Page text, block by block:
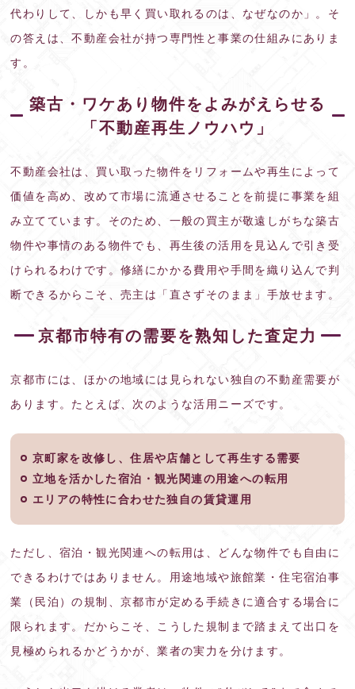
代わりして、しかも早く買い取れるのは、なぜなのか」。そ
の答えは、不動産会社が持つ専門性と事業の仕組みにありま
す。
築古・ワケあり物件をよみがえらせる
「不動産再生ノウハウ」
不動産会社は、買い取った物件をリフォームや再生によって
価値を高め、改めて市場に流通させることを前提に事業を組
み立てています。そのため、一般の買主が敬遠しがちな築古
物件や事情のある物件でも、再生後の活用を見込んで引き受
けられるわけです。修繕にかかる費用や手間を織り込んで判
断できるからこそ、売主は「直さずそのまま」手放せます。
京都市特有の需要を熟知した査定力
京都市には、ほかの地域には見られない独自の不動産需要が
あります。たとえば、次のような活用ニーズです。
京町家を改修し、住居や店舗として再生する需要
立地を活かした宿泊・観光関連の用途への転用
エリアの特性に合わせた独自の賃貸運用
ただし、宿泊・観光関連への転用は、どんな物件でも自由に
できるわけではありません。用途地域や旅館業・住宅宿泊事
業（民泊）の規制、京都市が定める手続きに適合する場合に
限られます。だからこそ、こうした規制まで踏まえて出口を
見極められるかどうかが、業者の実力を分けます。